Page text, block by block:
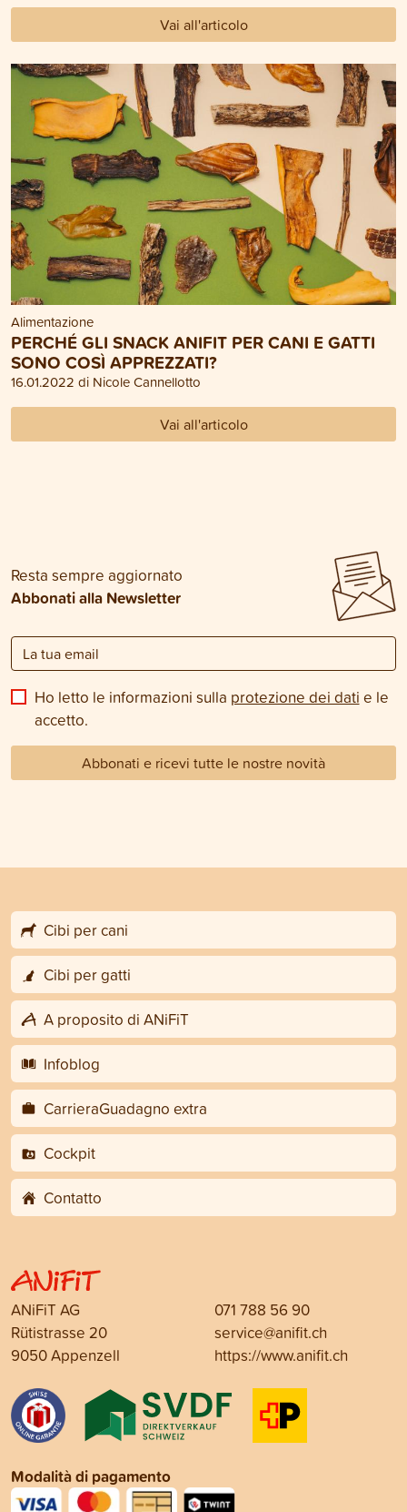
Vai all'articolo
Alimentazione
PERCHÉ GLI SNACK ANIFIT PER CANI E GATTI
SONO COSÌ APPREZZATI?
16.01.2022 di Nicole Cannellotto
Vai all'articolo
Resta sempre aggiornato
Abbonati alla Newsletter
Ho letto le informazioni sulla protezione dei dati e le
accetto.
Abbonati e ricevi tutte le nostre novità
Cibi per cani
Cibi per gatti
A proposito di ANiFiT
Infoblog
CarrieraGuadagno extra
Cockpit
Contatto
ANiFiT AG
Rütistrasse 20
9050 Appenzell
071 788 56 90
service@anifit.ch
https://www.anifit.ch
Modalità di pagamento